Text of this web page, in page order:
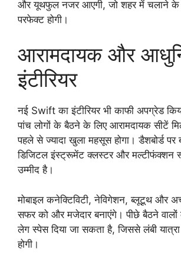
और यूथफुल नजर आएगी, जो शहर में चलाने के
परफेक्ट होगी।
आरामदायक और
इंटीरियर
नई Swift का इंटीरियर भी काफी अपग्रेड
पांच लोगों के बैठने के लिए आरामदायक सीटें
पहले से ज्यादा खुला महसूस होगा। डैशबोर्ड
डिजिटल इंस्ट्रूमेंट क्लस्टर और मल्टीफंक्शन
उम्मीद है।
मोबाइल कनेक्टिविटी, नेविगेशन, ब्लूटूथ और
सफर को और मजेदार बनाएंगे। पीछे बैठने वालों
लेग स्पेस दिया जा सकता है, जिससे लंबी
होगी।